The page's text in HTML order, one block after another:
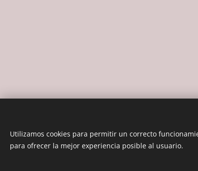
Utilizamos cookies para permitir un correcto
para ofrecer la mejor experiencia posible al usuario.